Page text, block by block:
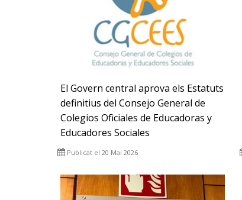
El Govern central aprova els Estatuts
definitius del Consejo General de
Colegios Oficiales de Educadoras y
Educadores Sociales
Publicat el 20 Mai 2026